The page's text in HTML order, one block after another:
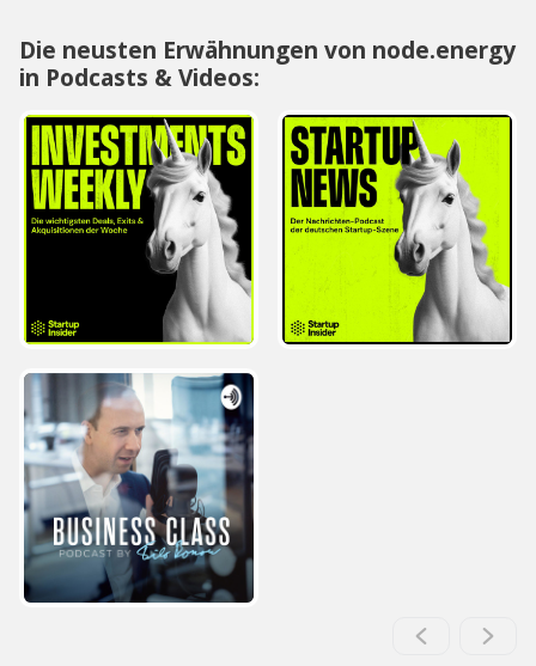
Die neusten Erwähnungen von node.energy
in Podcasts & Videos: